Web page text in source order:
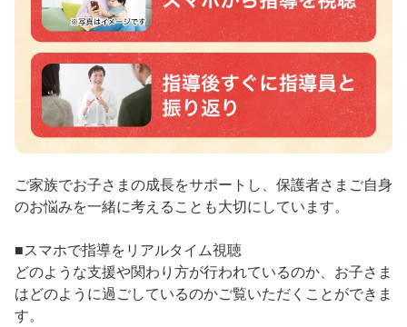
ご家族でお子さまの成長をサポートし、保護者さまご自身
のお悩みを一緒に考えることも大切にしています。
■スマホで指導をリアルタイム視聴
どのような支援や関わり方が行われているのか、お子さま
はどのように過ごしているのかご覧いただくことができま
す。